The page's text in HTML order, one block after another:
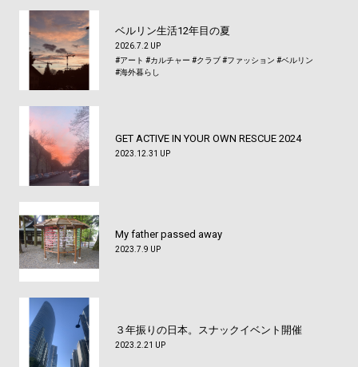
ベルリン生活12年目の夏
2026.7.2 UP
#アート #カルチャー #クラブ#ファッション #ベルリン
#海外暮らし
GET ACTIVE IN YOUR OWN RESCUE 2024
2023.12.31 UP
My father passed away
2023.7.9 UP
３年振りの日本。スナックイベント開催
2023.2.21 UP